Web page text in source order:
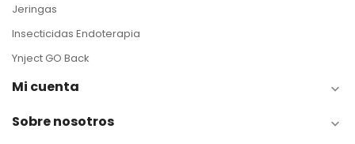
Jeringas
Insecticidas Endoterapia
Ynject GO Back
Mi cuenta 
Sobre nosotros 